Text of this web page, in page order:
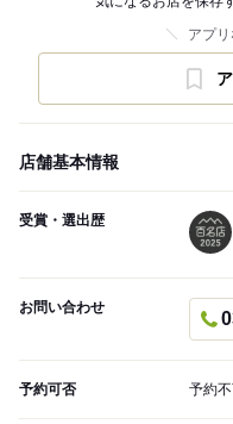
アプ
店舗基本情報
受賞・選出歴
お問い合わせ
予約可否 予約